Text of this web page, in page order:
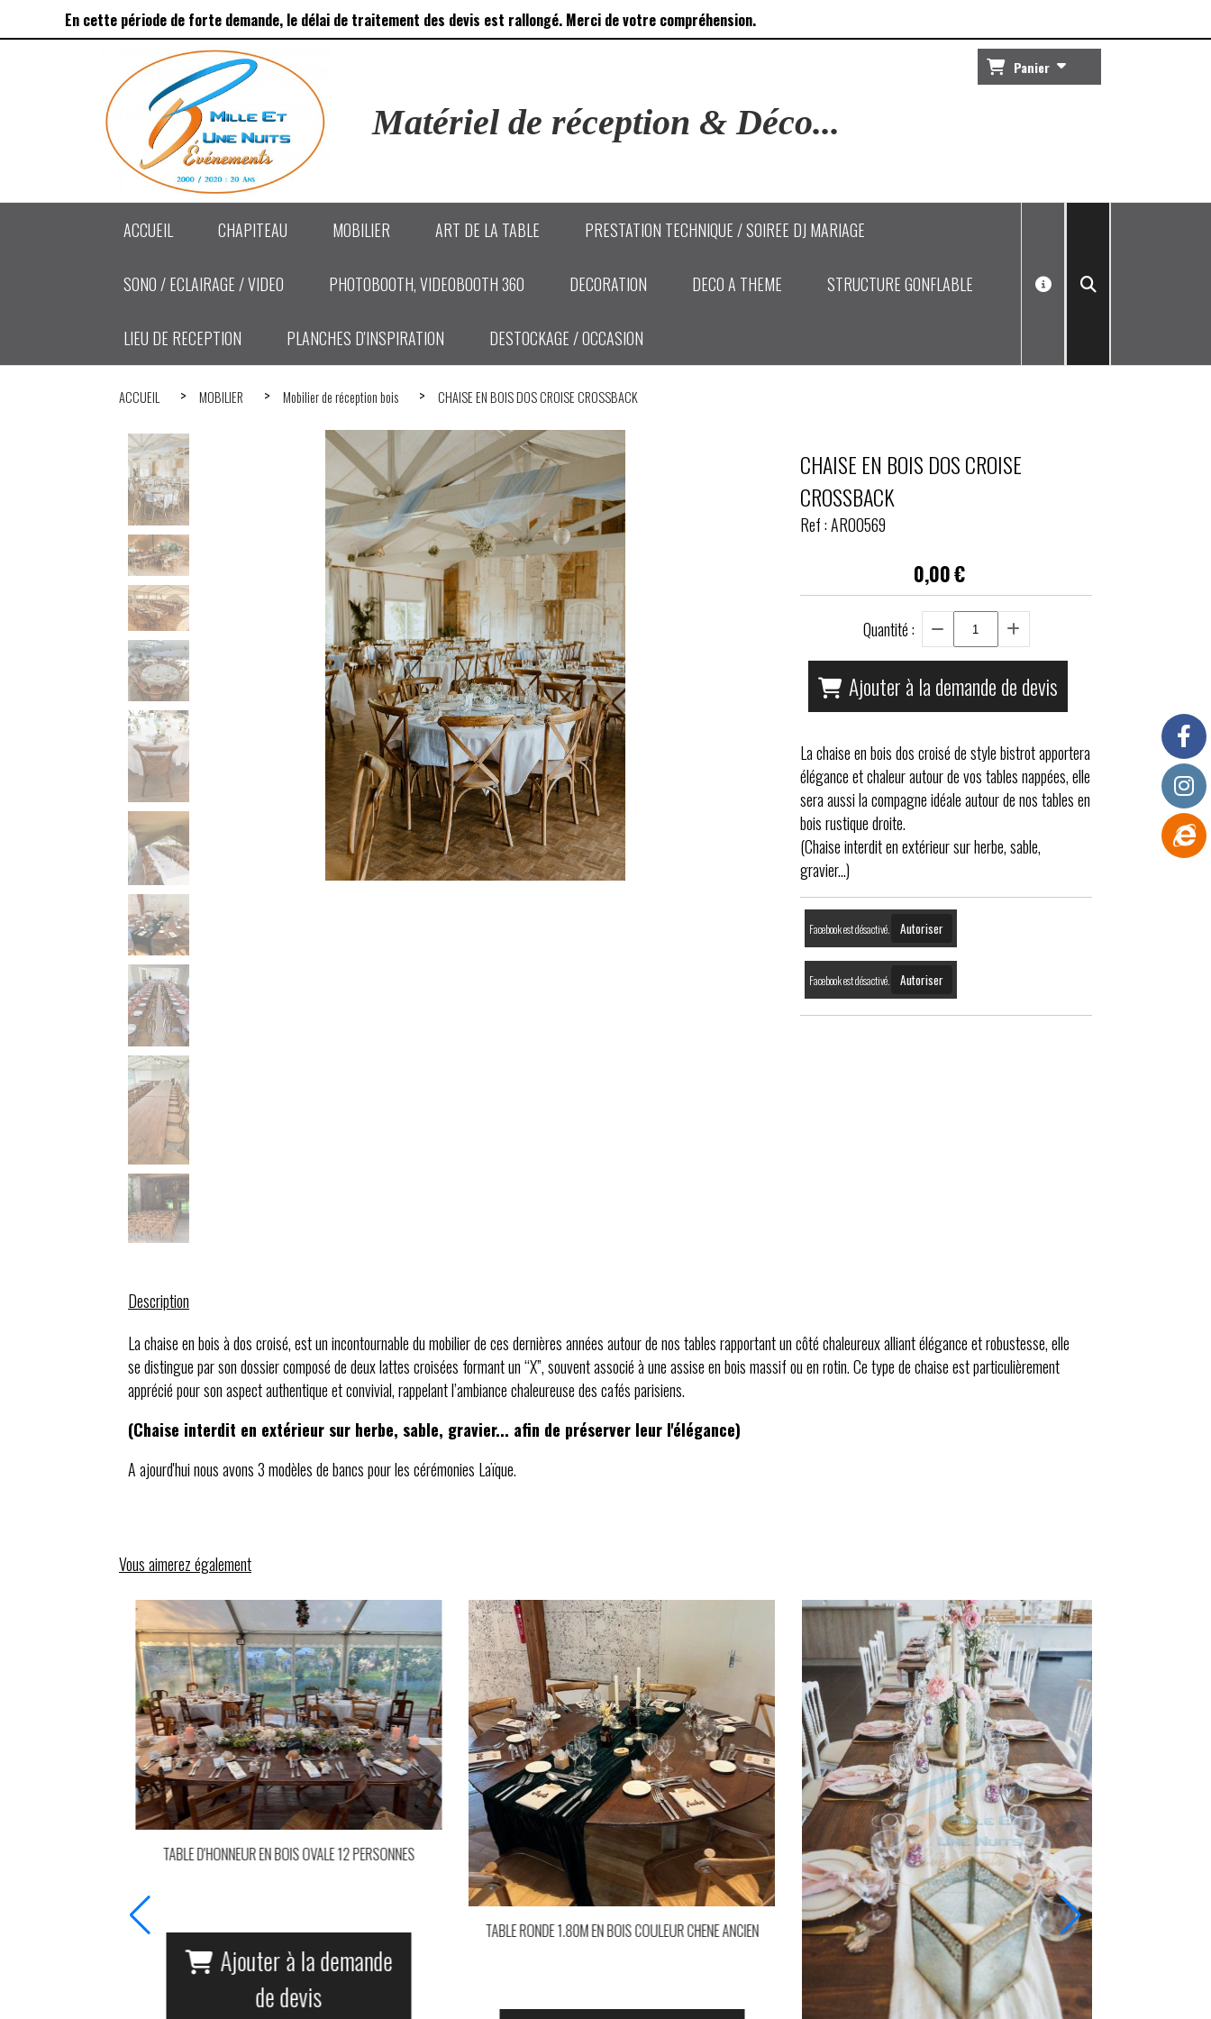
En cette période de forte demande, le délai de traitement des devis est rallongé. Merci de votre compréhension.
Matériel de réception & Déco...
Panier
ACCUEIL CHAPITEAU MOBILIER ART DE LA TABLE PRESTATION TECHNIQUE / SOIREE DJ MARIAGE
SONO / ECLAIRAGE / VIDEO PHOTOBOOTH, VIDEOBOOTH 360 DECORATION DECO A THEME STRUCTURE GONFLABLE
LIEU DE RECEPTION PLANCHES D'INSPIRATION DESTOCKAGE / OCCASION
ACCUEIL MOBILIER Mobilier de réception bois CHAISE EN BOIS DOS CROISE CROSSBACK
CHAISE EN BOIS DOS CROISE
CROSSBACK
Ref :AR00569
0,00€
Quantité :
Ajouter à la demande de devis
La chaise en bois dos croisé de style bistrot apportera
élégance et chaleur autour de vos tables nappées, elle
sera aussi la compagne idéale autour de nos tables en
bois rustique droite.
(Chaise interdit en extérieur sur herbe, sable,
gravier...)
Facebook est désactivé. Autoriser
Facebook est désactivé. Autoriser
Description
La chaise en bois à dos croisé, est un incontournable du mobilier de ces dernières années autour de nos tables rapportant un côté chaleureux alliant élégance et robustesse, elle
se distingue par son dossier composé de deux lattes croisées formant un “X”, souvent associé à une assise en bois massif ou en rotin. Ce type de chaise est particulièrement
apprécié pour son aspect authentique et convivial, rappelant l’ambiance chaleureuse des cafés parisiens.
(Chaise interdit en extérieur sur herbe, sable, gravier... afin de préserver leur l'élégance)
A ajourd'hui nous avons 3 modèles de bancs pour les cérémonies Laïque.
Vous aimerez également
TABLE D'HONNEUR EN BOIS OVALE 12 PERSONNES
TABLE RONDE 1.80M EN BOIS COULEUR CHENE ANCIEN